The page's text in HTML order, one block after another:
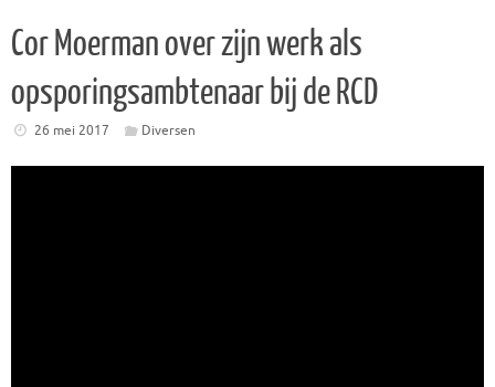
Cor Moerman over zijn werk als
opsporingsambtenaar bij de RCD
26 mei 2017 Diversen